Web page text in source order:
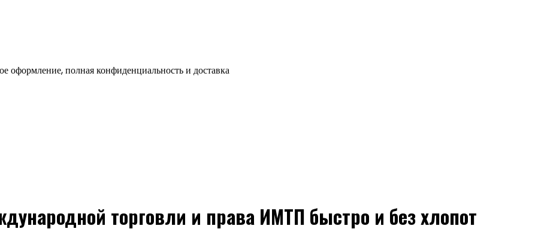
полная конфиденциальность и доставка
торговли и права ИМТП быстро и без хлопот